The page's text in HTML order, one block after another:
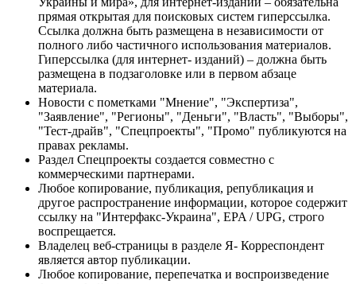
прямая открытая для поисковых систем гиперссылка.
Ссылка должна быть размещена в независимости от
полного либо частичного использования материалов.
Гиперссылка (для интернет- изданий) – должна быть
размещена в подзаголовке или в первом абзаце
материала.
Новости с пометками "Мнение", "Экспертиза",
"Заявление", "Регионы", "Деньги", "Власть", "Выборы",
"Тест-драйв", "Спецпроекты", "Промо" публикуются на
правах рекламы.
Раздел Спецпроекты создается совместно с
коммерческими партнерами.
Любое копирование, публикация, републикация и
другое распространение информации, которое содержит
ссылку на "Интерфакс-Украина", EPA / UPG, строго
воспрещается.
Владелец веб-страницы в разделе Я- Корреспондент
является автор публикации.
Любое копирование, перепечатка и воспроизведение